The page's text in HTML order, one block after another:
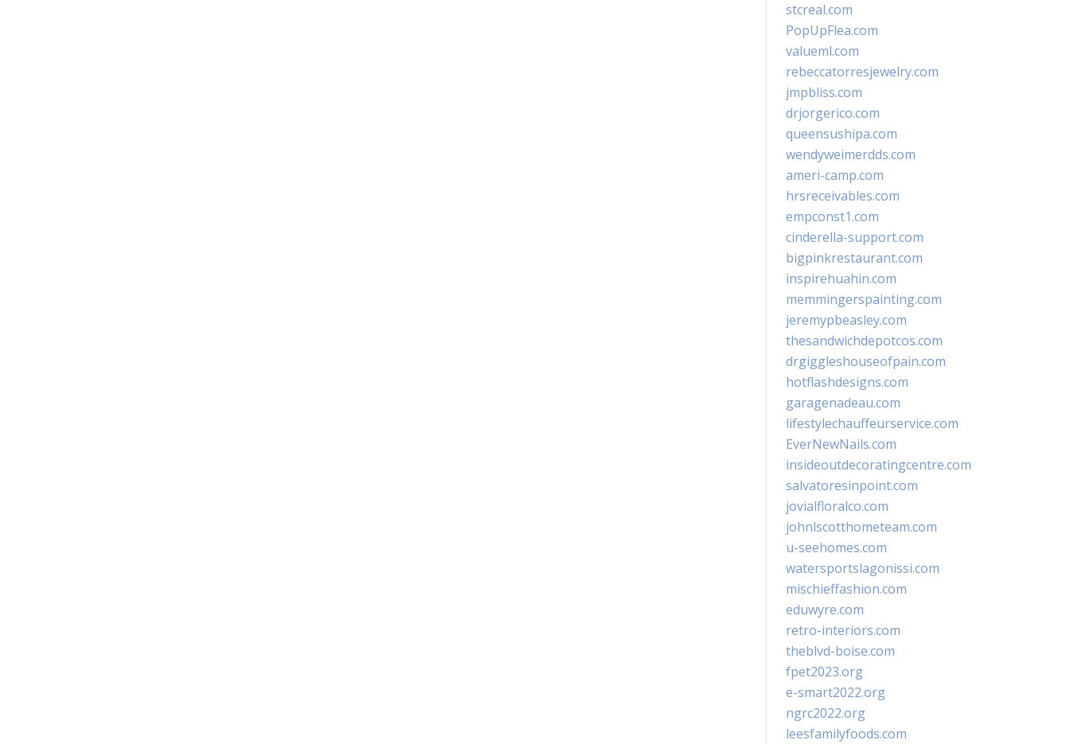
stcreal.com
PopUpFlea.com
valueml.com
rebeccatorresjewelry.com
jmpbliss.com
drjorgerico.com
queensushipa.com
wendyweimerdds.com
ameri-camp.com
hrsreceivables.com
empconst1.com
cinderella-support.com
bigpinkrestaurant.com
inspirehuahin.com
memmingerspainting.com
jeremypbeasley.com
thesandwichdepotcos.com
drgiggleshouseofpain.com
hotflashdesigns.com
garagenadeau.com
lifestylechauffeurservice.com
EverNewNails.com
insideoutdecoratingcentre.com
salvatoresinpoint.com
jovialfloralco.com
johnlscotthometeam.com
u-seehomes.com
watersportslagonissi.com
mischieffashion.com
eduwyre.com
retro-interiors.com
theblvd-boise.com
fpet2023.org
e-smart2022.org
ngrc2022.org
leesfamilyfoods.com